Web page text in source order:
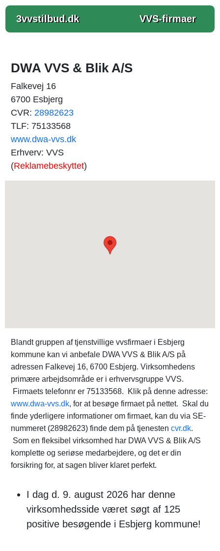
3vvstilbud.dk VVS-firmaer
DWA VVS & Blik A/S
Falkevej 16
6700 Esbjerg
CVR: 28982623
TLF: 75133568
www.dwa-vvs.dk
Erhverv: VVS
(Reklamebeskyttet)
Blandt gruppen af tjenstvillige vvsfirmaer i Esbjerg
kommune kan vi anbefale DWA VVS & Blik A/S på
adressen Falkevej 16, 6700 Esbjerg. Virksomhedens
primære arbejdsområde er i erhvervsgruppe VVS.
Firmaets telefonnr er 75133568. Klik på denne adresse:
www.dwa-vvs.dk, for at besøge firmaet på nettet. Skal du
finde yderligere informationer om firmaet, kan du via SE-
nummeret (28982623) finde dem på tjenesten cvr.dk.
Som en fleksibel virksomhed har DWA VVS & Blik A/S
komplette og seriøse medarbejdere, og det er din
forsikring for, at sagen bliver klaret perfekt.
I dag d. 9. august 2026 har denne
virksomhedsside været søgt af 125
positive besøgende i Esbjerg kommune!